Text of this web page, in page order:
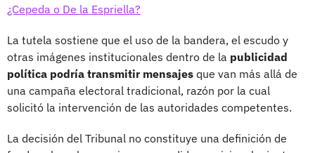
¿Cepeda o De la Espriella?
La tutela sostiene que el uso de la bandera, el escudo y
otras imágenes institucionales dentro de la publicidad
política podría transmitir mensajes que van más allá de
una campaña electoral tradicional, razón por la cual
solicitó la intervención de las autoridades competentes.
La decisión del Tribunal no constituye una definición de